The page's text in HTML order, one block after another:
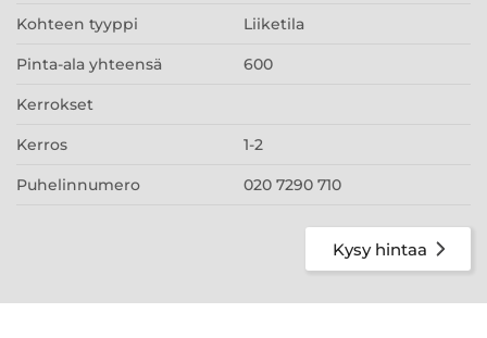
Kohteen tyyppi Liiketila
Pinta-ala yhteensä 600
Kerrokset
Kerros 1-2
Puhelinnumero 020 7290 710
Kysy hintaa